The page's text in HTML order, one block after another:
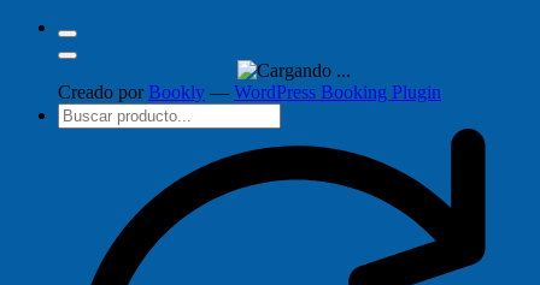
Creado por Bookly — WordPress Booking Plugin